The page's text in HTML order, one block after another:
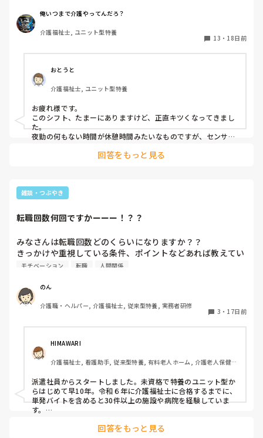
今日は日勤で3日目
暑さと忙しさと疲れで、あれ！？今日何勤だっけ！？おそ、
あ、日勤か！ってなります。
もうさ、若くないから５連勤だけは辞めてほしい
ギリギリ4勤じゃねぇかな
理想は3勤くらいだけど( ´-｀)
５勤最終日に夜勤あるとはいえ、ロング夜勤で拘束時間長く
て、なんだかんだ忙しいわけで、仮眠もなく、朝まで寝ずに
仕事してるわけです。
そりゃ休みは家から余計出れねぇよ(´･ω･｀)
俺いつまで介護やってんだろ？
介護福祉士, ユニット型特養
13 ・ 18日前
おとうと
介護福祉士, ユニット型特養
お疲れ様です。
このシフト、たまーにありますけど、正直キツくなってきまし
た。
夜勤の何もない時間が休憩時間みたいなものですが、センサー
休みの日は疲れて出不精や引きこもりになるのもわかる気がし
回答をもっと見る
雑談・つぶやき
転職回数何回ですかーーー！？？
みなさんは転職回数どのくらいになりますか？？
きっかけや重視している条件、ポイントなどあれば教えてい
モチベーション 転職 人間関係
のん
介護職・ヘルパー, 介護福祉士, 従来型特養, 実務者研修
3 ・ 17日前
HIMAWARI
介護福祉士, 看護助手, 従来型特養, 有料老人ホーム, 介護老人保健施
院, 初任者研修, 実務者研修, ユニット型特養, 小規模多機能型居宅介
護
派遣社員からスタートしました。未資格で特養のユニット型か
らはじめて早10年。令和６年に介護福祉士に合格するまでに、
単発バイトを含めると30件以上の施設や病院を経験していま
す。
くないです。施設長か相談員が1日１回全部入居者様に声かけ
回答をもっと見る